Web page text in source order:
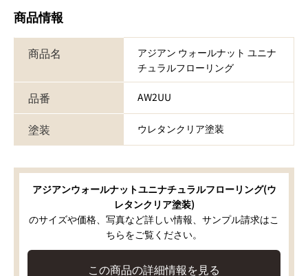
商品情報
商品名
アジアン ウォールナット ユニナ
チュラルフローリング
品番 AW2UU
塗装 ウレタンクリア塗装
アジアンウォールナットユニナチュラルフローリング(ウ
レタンクリア塗装)
のサイズや価格、写真など詳しい情報、サンプル請求はこ
ちらをご覧ください。
この商品の詳細情報を見る